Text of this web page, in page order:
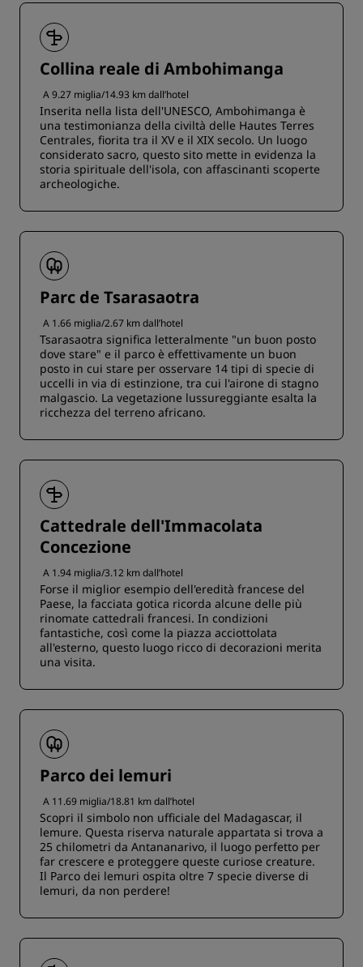
Collina reale di Ambohimanga
A 9.27 miglia/14.93 km dall’hotel
Inserita nella lista dell'UNESCO, Ambohimanga è
una testimonianza della civiltà delle Hautes Terres
Centrales, fiorita tra il XV e il XIX secolo. Un luogo
considerato sacro, questo sito mette in evidenza la
storia spirituale dell'isola, con affascinanti scoperte
archeologiche.
Parc de Tsarasaotra
A 1.66 miglia/2.67 km dall’hotel
Tsarasaotra significa letteralmente "un buon posto
dove stare" e il parco è effettivamente un buon
posto in cui stare per osservare 14 tipi di specie di
uccelli in via di estinzione, tra cui l'airone di stagno
malgascio. La vegetazione lussureggiante esalta la
ricchezza del terreno africano.
Cattedrale dell'Immacolata
Concezione
A 1.94 miglia/3.12 km dall’hotel
Forse il miglior esempio dell'eredità francese del
Paese, la facciata gotica ricorda alcune delle più
rinomate cattedrali francesi. In condizioni
fantastiche, così come la piazza acciottolata
all'esterno, questo luogo ricco di decorazioni merita
una visita.
Parco dei lemuri
A 11.69 miglia/18.81 km dall’hotel
Scopri il simbolo non ufficiale del Madagascar, il
lemure. Questa riserva naturale appartata si trova a
25 chilometri da Antananarivo, il luogo perfetto per
far crescere e proteggere queste curiose creature.
Il Parco dei lemuri ospita oltre 7 specie diverse di
lemuri, da non perdere!